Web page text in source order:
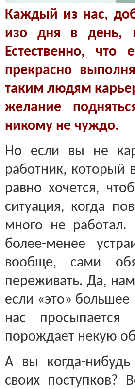
Каждый из нас,
изо дня в день,
Естественно,
прекрасно
таким людям
желание
никому не чуждо.
Но если вы не
работник, который
равно хочется,
ситуация, когда
много не работал.
более-менее
вообще, сами
переживать. Да,
если «это» большее
нас просыпается
порождает некую
А вы когда-нибудь
своих поступков?